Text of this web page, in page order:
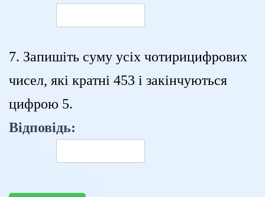
7. Запишіть суму усіх чотирицифрових
чисел, які кратні 453 і закінчуються
цифрою 5.
Відповідь: